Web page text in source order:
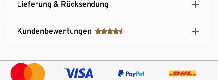
Lieferung & Rücksendung
Kundenbewertungen